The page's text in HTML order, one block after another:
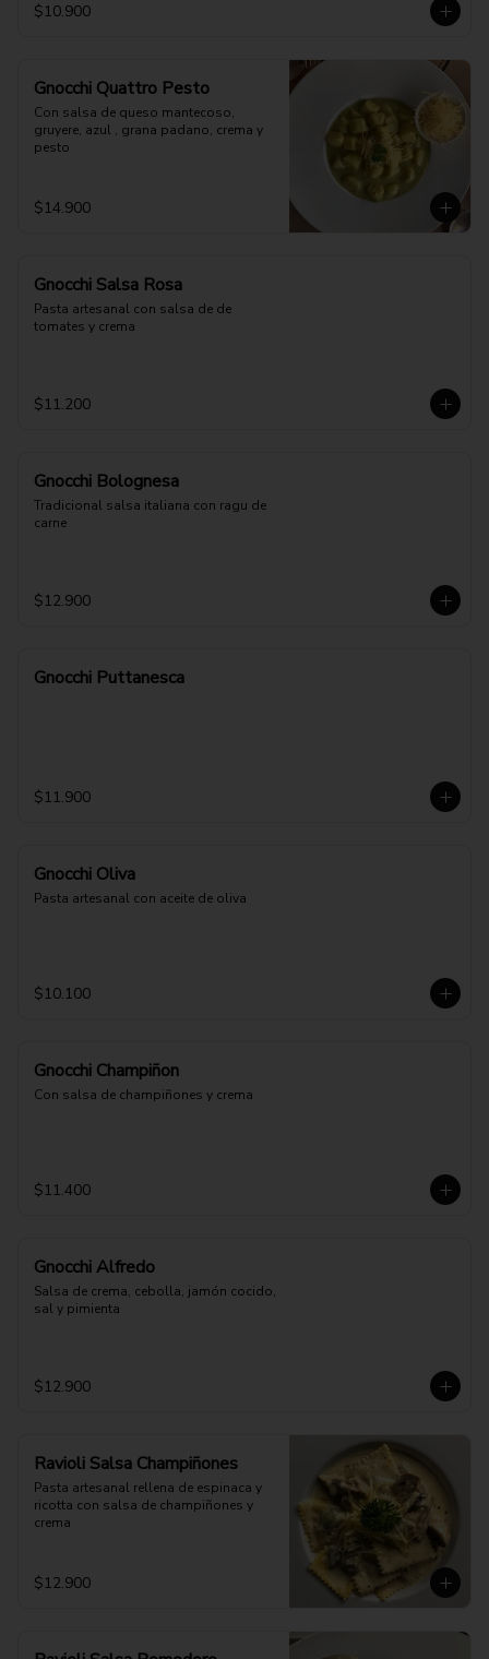
$10.900
Gnocchi Quattro Pesto
Con salsa de queso mantecoso,
gruyere, azul , grana padano, crema y
pesto
$14.900
Gnocchi Salsa Rosa
Pasta artesanal con salsa de de
tomates y crema
$11.200
Gnocchi Bolognesa
Tradicional salsa italiana con ragu de
carne
$12.900
Gnocchi Puttanesca
$11.900
Gnocchi Oliva
Pasta artesanal con aceite de oliva
$10.100
Gnocchi Champiñon
Con salsa de champiñones y crema
$11.400
Gnocchi Alfredo
Salsa de crema, cebolla, jamón cocido,
sal y pimienta
$12.900
Ravioli Salsa Champiñones
Pasta artesanal rellena de espinaca y
ricotta con salsa de champiñones y
crema
$12.900